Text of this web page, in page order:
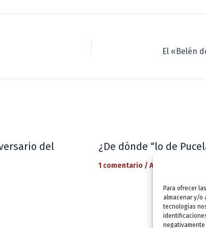
Para ofrecer
almacenar y/o
tecnologías
del
¿De dónde “lo de
1 comentario / Actualidad